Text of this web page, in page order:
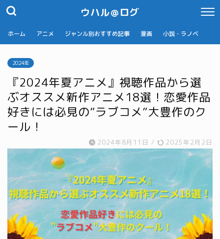
ウハル＠ログ
ホーム アニメ ジャンル別おすすめ記事 漫画 小説・ラノベ
2024年
『2024年夏アニメ』視聴作品から選
ぶオススメ新作アニメ18選！恋愛作品
好きには必見の”ラブコメ”大豊作のク
ール！
2024年8月11日 / 2025年2月2日